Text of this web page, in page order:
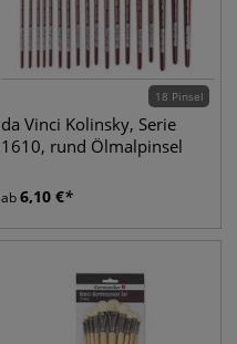
18 Pinsel
da Vinci Kolinsky, Serie
1610, rund Ölmalpinsel
ab6,10 €